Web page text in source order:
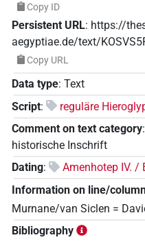
Copy ID
Persistent URL: https://
aegyptiae.de/text/
Copy URL
Data type: Text
Script:
reguläre
Comment on text category:
historische Inschrift
Dating:
Amenhotep IV. /
Information on line/
Murnane/van Siclen =
Bibliography